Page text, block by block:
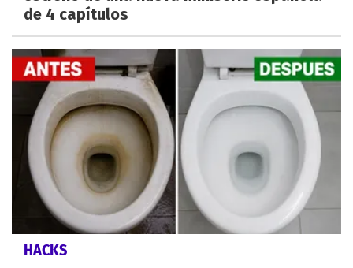
de 4 capítulos
HACKS